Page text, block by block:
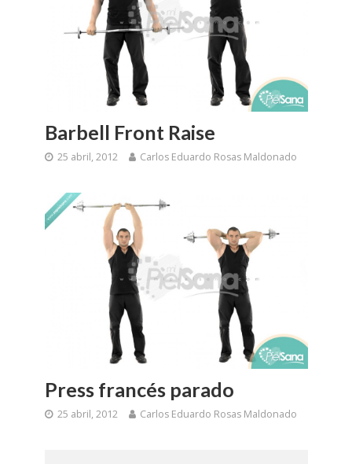
Barbell Front Raise
25 abril, 2012 Carlos Eduardo Rosas Maldonado
Press francés parado
25 abril, 2012 Carlos Eduardo Rosas Maldonado